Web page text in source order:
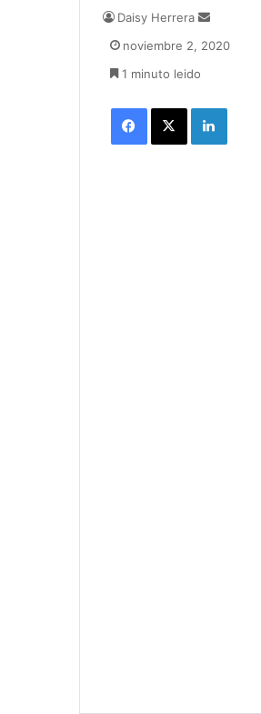
Daisy Herrera
n
e
noviembre 2, 2020
1 minuto leido
Facebook X LinkedIn